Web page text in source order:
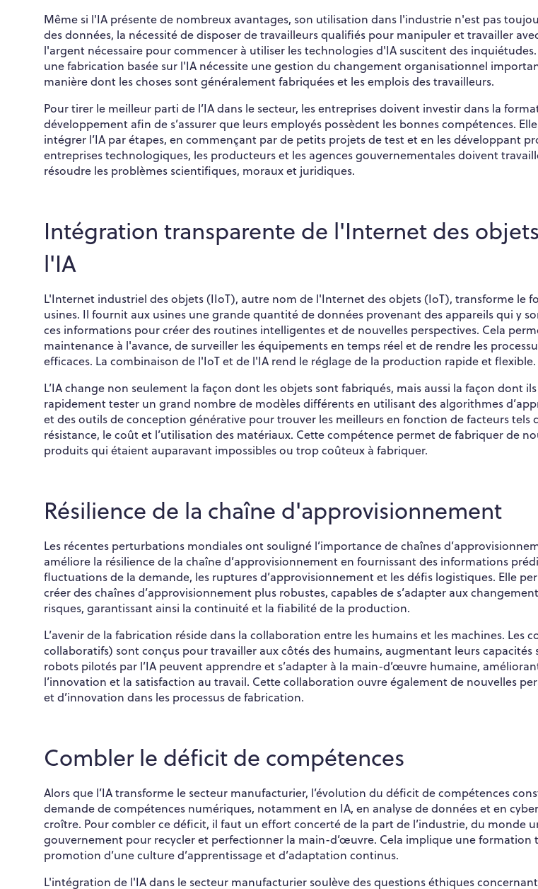
Même si l'IA présente de nombreux avantages, son utilisation dans l'industrie n'est pas
des données, la nécessité de disposer de travailleurs qualifiés pour manipuler et travailler
l'argent nécessaire pour commencer à utiliser les technologies d'IA suscitent des inquiétudes.
une fabrication basée sur l'IA nécessite une gestion du changement organisationnel
manière dont les choses sont généralement fabriquées et les emplois des travailleurs.
Pour tirer le meilleur parti de l’IA dans le secteur, les entreprises doivent investir dans la
développement afin de s’assurer que leurs employés possèdent les bonnes compétences.
intégrer l’IA par étapes, en commençant par de petits projets de test et en les développant
entreprises technologiques, les producteurs et les agences gouvernementales doivent
résoudre les problèmes scientifiques, moraux et juridiques.
Intégration transparente de l'Internet des
l'IA
L'Internet industriel des objets (IIoT), autre nom de l'Internet des objets (IoT), transforme le
usines. Il fournit aux usines une grande quantité de données provenant des appareils qui y
ces informations pour créer des routines intelligentes et de nouvelles perspectives. Cela
maintenance à l'avance, de surveiller les équipements en temps réel et de rendre les
efficaces. La combinaison de l'IoT et de l'IA rend le réglage de la production rapide et flexible.
L’IA change non seulement la façon dont les objets sont fabriqués, mais aussi la façon dont
rapidement tester un grand nombre de modèles différents en utilisant des algorithmes
et des outils de conception générative pour trouver les meilleurs en fonction de facteurs tels
résistance, le coût et l’utilisation des matériaux. Cette compétence permet de fabriquer de
produits qui étaient auparavant impossibles ou trop coûteux à fabriquer.
Résilience de la chaîne d'approvisionnement
Les récentes perturbations mondiales ont souligné l’importance de chaînes
améliore la résilience de la chaîne d’approvisionnement en fournissant des informations
fluctuations de la demande, les ruptures d’approvisionnement et les défis logistiques. Elle
créer des chaînes d’approvisionnement plus robustes, capables de s’adapter aux
risques, garantissant ainsi la continuité et la fiabilité de la production.
L’avenir de la fabrication réside dans la collaboration entre les humains et les machines. Les
collaboratifs) sont conçus pour travailler aux côtés des humains, augmentant leurs capacités
robots pilotés par l’IA peuvent apprendre et s’adapter à la main-d’œuvre humaine,
l’innovation et la satisfaction au travail. Cette collaboration ouvre également de nouvelles
et d’innovation dans les processus de fabrication.
Combler le déficit de compétences
Alors que l’IA transforme le secteur manufacturier, l’évolution du déficit de compétences
demande de compétences numériques, notamment en IA, en analyse de données et en
croître. Pour combler ce déficit, il faut un effort concerté de la part de l’industrie, du monde
gouvernement pour recycler et perfectionner la main-d’œuvre. Cela implique une formation
promotion d’une culture d’apprentissage et d’adaptation continus.
L'intégration de l'IA dans le secteur manufacturier soulève des questions éthiques